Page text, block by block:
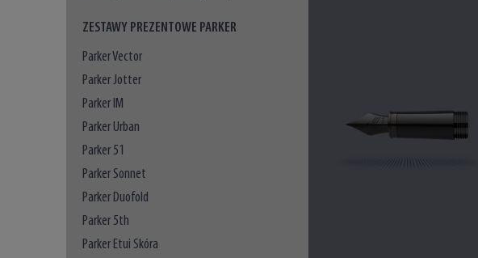
ZESTAWY PREZENTOWE PARKER
Parker Vector
Parker Jotter
Parker IM
Parker Urban
Parker 51
Parker Sonnet
Parker Duofold
Parker 5th
Parker Etui Skóra